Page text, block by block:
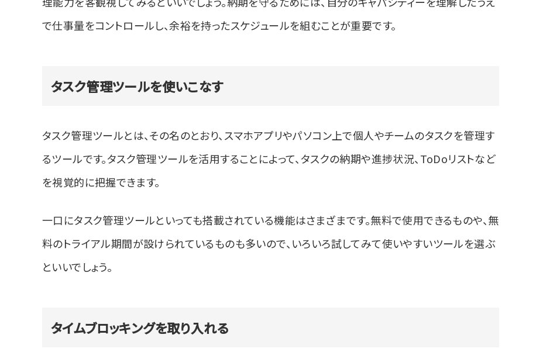
で仕事量をコントロールし、余裕を持ったスケジュールを組むことが重要です。
タスク管理ツールを使いこなす
タスク管理ツールとは、その名のとおり、スマホアプリやパソコン上で個人やチームのタスクを管理す
るツールです。タスク管理ツールを活用することによって、タスクの納期や進捗状況、ToDoリストなど
を視覚的に把握できます。
一口にタスク管理ツールといっても搭載されている機能はさまざまです。無料で使用できるものや、無
料のトライアル期間が設けられているものも多いので、いろいろ試してみて使いやすいツールを選ぶ
といいでしょう。
タイムブロッキングを取り入れる